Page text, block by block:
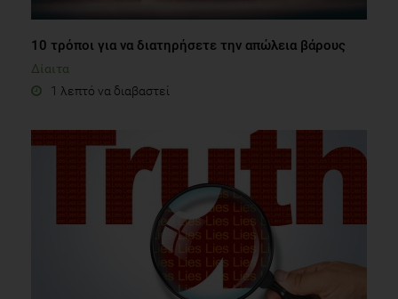
10 τρόποι για να διατηρήσετε την απώλεια βάρους
Δίαιτα
1 λεπτό να διαβαστεί